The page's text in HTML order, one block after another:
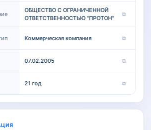
мм, для удобства сборки края каркаса
45° . В комплект также входит Ролики
балку 1шт, Поддерживающий
ОБЩЕСТВО С ОГРАНИЧЕННОЙ
ОТВЕТСТВЕННОСТЬЮ "ПРОТОН"
⧉
Коммерческая компания ⧉
07.02.2005 ⧉
21 год ⧉